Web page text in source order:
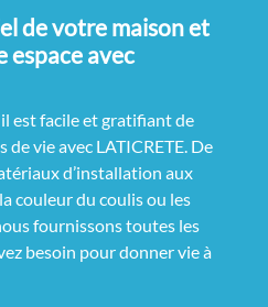
de votre maison et
avec
est facile et gratifiant de
vie avec LATICRETE. De
d’installation aux
couleur du coulis ou les
fournissons toutes les
besoin pour donner vie à